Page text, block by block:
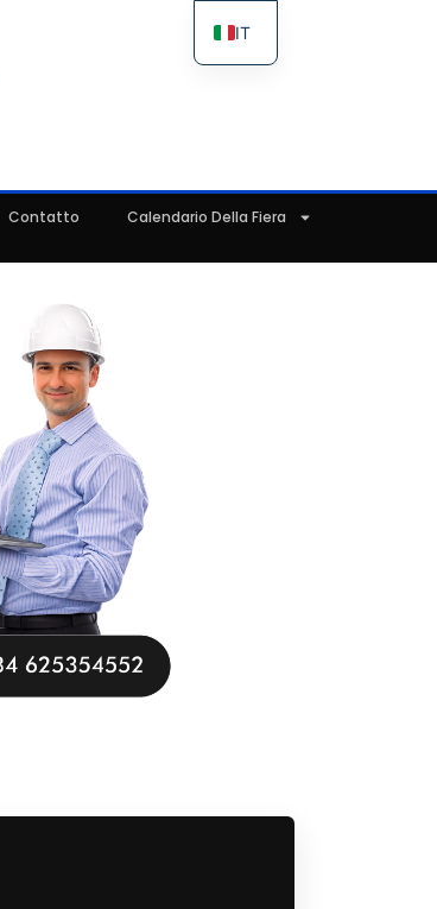
Contatto
Calendario Della Fiera
IT
ES